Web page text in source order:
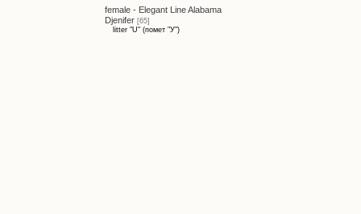
female - Elegant Line Alabama
Djenifer [65]
litter "U" (помет "У")